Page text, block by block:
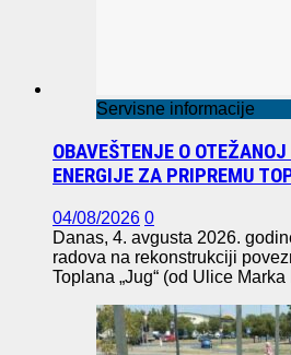
Servisne informacije
OBAVEŠTENJE O
ENERGIJE ZA PRIPREMU
04/08/2026 0
Danas, 4. avgusta 2026.
radova na rekonstrukciji
Toplana „Jug“ (od Ulice